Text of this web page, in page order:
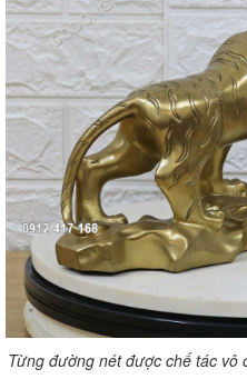
Từng đường nét được chế tác